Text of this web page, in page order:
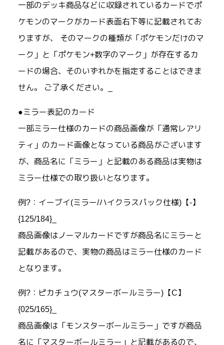
一部のデッキ商品などに収録されているカードでポ
ケモンのマークがカード表面右下等に記載されてお
りますが、 そのマークの種類が「ポケモンだけのマ
ーク」と「ポケモン+数字のマーク」が存在するカ
ードの場合、そのいずれかを指定することはできま
せん。 ご了承ください。_
●ミラー表記のカード
一部ミラー仕様のカードの商品画像が「通常レアリ
ティ」のカード画像となっている商品がございます
が、商品名に「ミラー」と記載のある商品は実物は
ミラー仕様での取り扱いとなります。
例?：イーブイ(ミラー/ハイクラスパック仕様)【-】
{125/184}_
商品画像はノーマルカードですが商品名にミラーと
記載があるので、実物の商品はミラー仕様のカード
となります。
例?：ピカチュウ(マスターボールミラー)【C】
{025/165}_
商品画像は「モンスターボールミラー」ですが商品
名に「マスターボールミラー」と記載があるので、